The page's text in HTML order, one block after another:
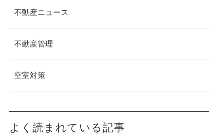
不動産ニュース
不動産管理
空室対策
よく読まれている記事